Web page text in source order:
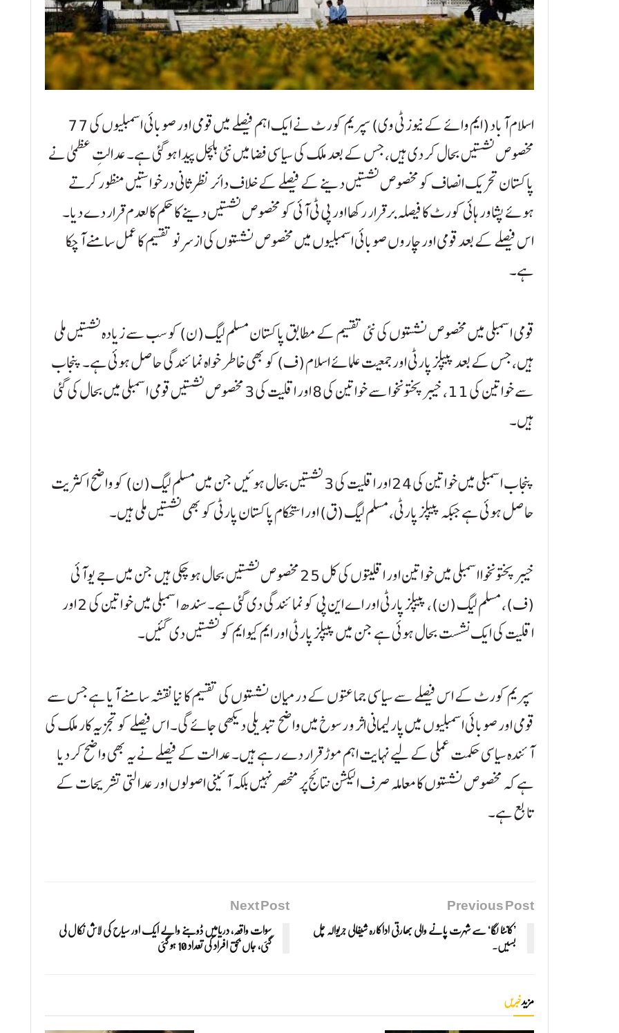
اسلام آباد (ایم وائے کے نیوز ٹی وی) سپریم کورٹ نے ایک اہم فیصلے میں قومی اور صوبائی اسمبلیوں کی 77
مخصوص نشستیں بحال کر دی ہیں، جس کے بعد ملک کی سیاسی فضا میں نئی ہلچل پیدا ہو گئی ہے۔ عدالتِ عظمیٰ نے
پاکستان تحریک انصاف کو مخصوص نشستیں دینے کے فیصلے کے خلاف دائر نظرثانی درخواستیں منظور کرتے
ہوئے پشاور ہائی کورٹ کا فیصلہ برقرار رکھا اور پی ٹی آئی کو مخصوص نشستیں دینے کا حکم کالعدم قرار دے دیا۔
اس فیصلے کے بعد قومی اور چاروں صوبائی اسمبلیوں میں مخصوص نشستوں کی ازسرِنو تقسیم کا عمل سامنے آ چکا
ہے۔
قومی اسمبلی میں مخصوص نشستوں کی نئی تقسیم کے مطابق پاکستان مسلم لیگ (ن) کو سب سے زیادہ نشستیں ملی
ہیں، جس کے بعد پیپلز پارٹی اور جمعیت علمائے اسلام (ف) کو بھی خاطر خواہ نمائندگی حاصل ہوئی ہے۔ پنجاب
سے خواتین کی 11، خیبرپختونخوا سے خواتین کی 8 اور اقلیت کی 3 مخصوص نشستیں قومی اسمبلی میں بحال کی گئی
ہیں۔
پنجاب اسمبلی میں خواتین کی 24 اور اقلیت کی 3 نشستیں بحال ہوئیں جن میں مسلم لیگ (ن) کو واضح اکثریت
حاصل ہوئی ہے جبکہ پیپلز پارٹی، مسلم لیگ (ق) اور استحکام پاکستان پارٹی کو بھی نشستیں ملی ہیں۔
خیبرپختونخوا اسمبلی میں خواتین اور اقلیتوں کی کل 25 مخصوص نشستیں بحال ہو چکی ہیں جن میں جے یو آئی
(ف)، مسلم لیگ (ن)، پیپلز پارٹی اور اے این پی کو نمائندگی دی گئی ہے۔ سندھ اسمبلی میں خواتین کی 2 اور
اقلیت کی ایک نشست بحال ہوئی ہے جن میں پیپلز پارٹی اور ایم کیو ایم کو نشستیں دی گئیں۔
سپریم کورٹ کے اس فیصلے سے سیاسی جماعتوں کے درمیان نشستوں کی تقسیم کا نیا نقشہ سامنے آیا ہے جس سے
قومی اور صوبائی اسمبلیوں میں پارلیمانی اثر و رسوخ میں واضح تبدیلی دیکھی جائے گی۔ اس فیصلے کو تجزیہ کار ملک کی
آئندہ سیاسی حکمت عملی کے لیے نہایت اہم موڑ قرار دے رہے ہیں۔ عدالت کے فیصلے نے یہ بھی واضح کر دیا
ہے کہ مخصوص نشستوں کا معاملہ صرف الیکشن نتائج پر منحصر نہیں بلکہ آئینی اصولوں اور عدالتی تشریحات کے
تابع ہے۔
Previous Post
’کانٹا لگا‘ سے شہرت پانے والی بھارتی اداکارہ شیفالی جریوالہ چل
بسیں۔
Next Post
سوات واقعہ، دریامیں ڈوبنے والے ایک اور سیاح کی لاش نکال لی
گئی، جاں بحق افراد کی تعداد 10 ہو گئی
مزیدخبریں